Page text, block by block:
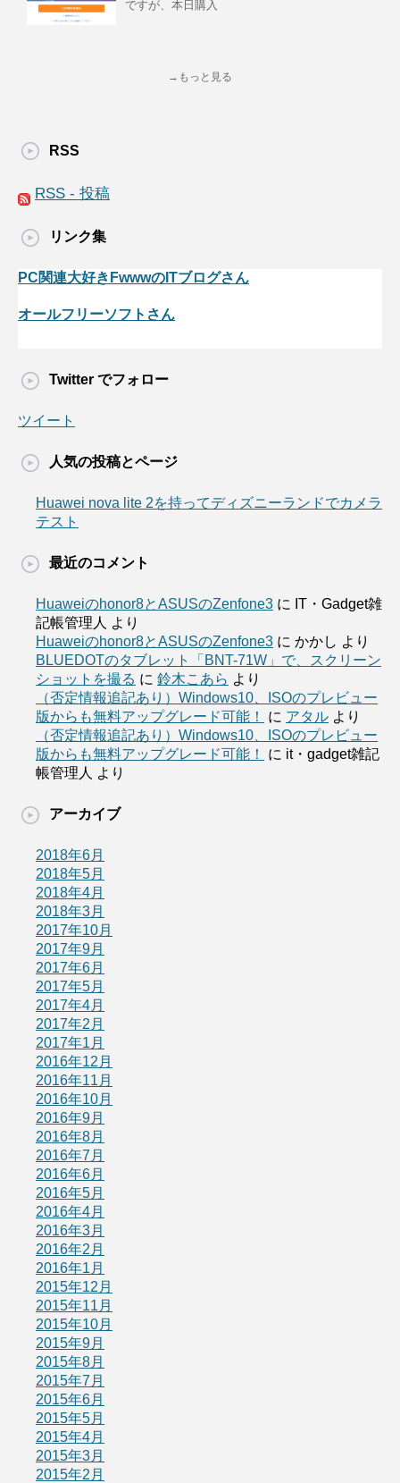
ですが、本日購入
→もっと見る
RSS
RSS - 投稿
リンク集
PC関連大好きFwwwのITブログさん
オールフリーソフトさん
Twitter でフォロー
ツイート
人気の投稿とページ
Huawei nova lite 2を持ってディズニーランドでカメラ
テスト
最近のコメント
Huaweiのhonor8とASUSのZenfone3 に IT・Gadget雑
記帳管理人 より
Huaweiのhonor8とASUSのZenfone3 に かかし より
BLUEDOTのタブレット「BNT-71W」で、スクリーン
ショットを撮る に 鈴木こあら より
（否定情報追記あり）Windows10、ISOのプレビュー
版からも無料アップグレード可能！
に アタル より
（否定情報追記あり）Windows10、ISOのプレビュー
版からも無料アップグレード可能！
に it・gadget雑記
帳管理人 より
アーカイブ
2018年6月
2018年5月
2018年4月
2018年3月
2017年10月
2017年9月
2017年6月
2017年5月
2017年4月
2017年2月
2017年1月
2016年12月
2016年11月
2016年10月
2016年9月
2016年8月
2016年7月
2016年6月
2016年5月
2016年4月
2016年3月
2016年2月
2016年1月
2015年12月
2015年11月
2015年10月
2015年9月
2015年8月
2015年7月
2015年6月
2015年5月
2015年4月
2015年3月
2015年2月